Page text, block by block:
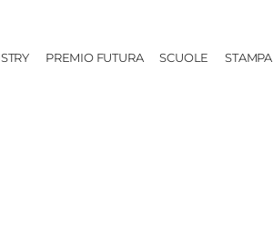
PREMIO FUTURA SCUOLE STAMPA